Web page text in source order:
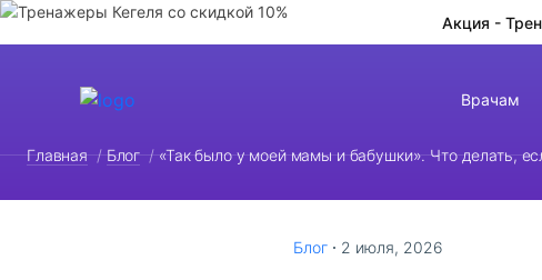
Акция -
Врачам
Главная / Блог / «Так было у моей мамы и бабушки». Что делать,
Блог 2 июля, 2026